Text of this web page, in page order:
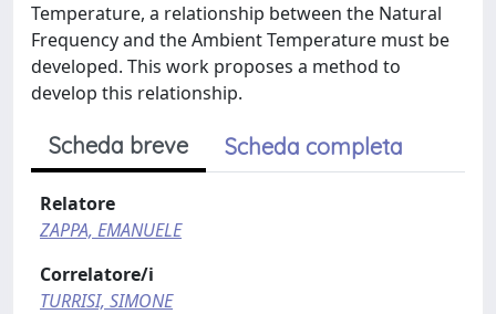
Temperature, a relationship between the Natural
Frequency and the Ambient Temperature must be
developed. This work proposes a method to
develop this relationship.
Scheda breve Scheda completa
Relatore
ZAPPA, EMANUELE
Correlatore/i
TURRISI, SIMONE